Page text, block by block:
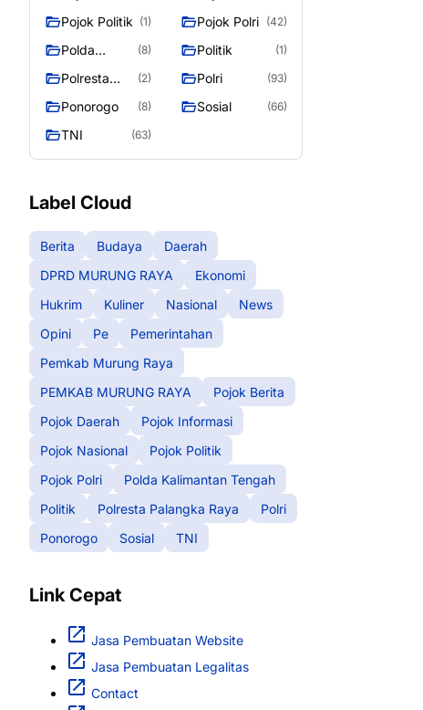
Pojok Politik (1) Pojok Polri (42)
Polda
Tengah
(8) Politik (1)
Polresta
Raya
(2) Polri (93)
Ponorogo (8) Sosial (66)
TNI (63)
Label Cloud
Berita Budaya
Daerah
DPRD MURUNG RAYA
Ekonomi
Hukrim
Kuliner Nasional
News
Opini
Pe
Pemerintahan
Pemkab Murung Raya
PEMKAB MURUNG RAYA
Pojok Berita
Pojok Daerah
Pojok Informasi
Pojok Nasional
Pojok Politik
Pojok Polri
Polda Kalimantan Tengah
Politik
Polresta Palangka Raya
Polri
Ponorogo
Sosial TNI
Link Cepat
Jasa Pembuatan Website
Jasa Pembuatan Legalitas
Contact